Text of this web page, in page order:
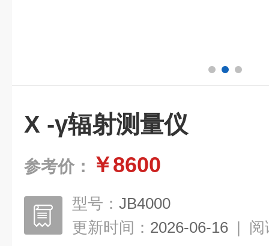
X -γ辐射测量仪
参考价： ￥8600
型号： JB4000
更新时间： 2026-06-16 | 阅